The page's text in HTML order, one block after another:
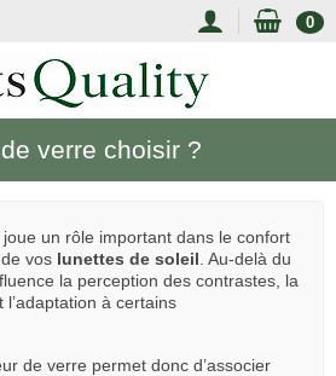
0
verre choisir ?
un rôle important dans le confort
vos lunettes de soleil . Au-delà du
la perception des contrastes, la
à certains
de verre permet donc d’associer